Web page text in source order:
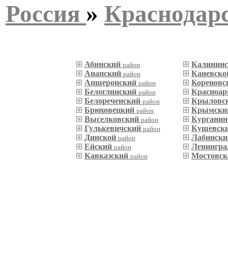
Россия »
Абинский район
Анапский район
Апшеронский район
Белоглинский район
Белореченский район
Брюховецкий район
Выселковский район
Гулькевичский район
Динской район
Ейский район
Кавказский район